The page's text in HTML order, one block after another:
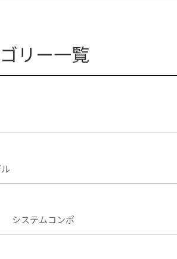
リー一覧
システムコンポ